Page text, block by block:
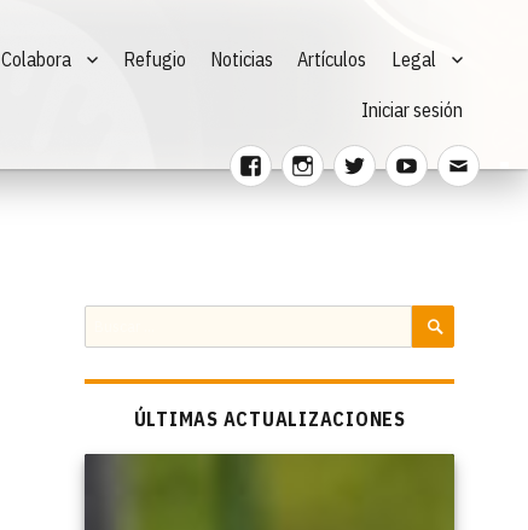
FacebookInstagram
TwitterYoutubeCorreo
Colabora Refugio Noticias Artículos Legal
Iniciar sesión
por:
ÚLTIMAS ACTUALIZACIONES